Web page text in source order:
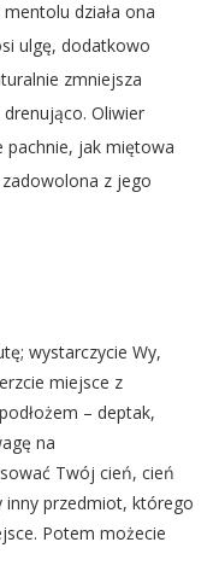
działa ona
ulgę, dodatkowo
zmniejsza
drenująco. Oliwier
pachnie, jak miętowa
z jego
wystarczycie Wy,
miejsce z
– deptak,
na
Twój cień, cień
inny przedmiot, którego
Potem możecie